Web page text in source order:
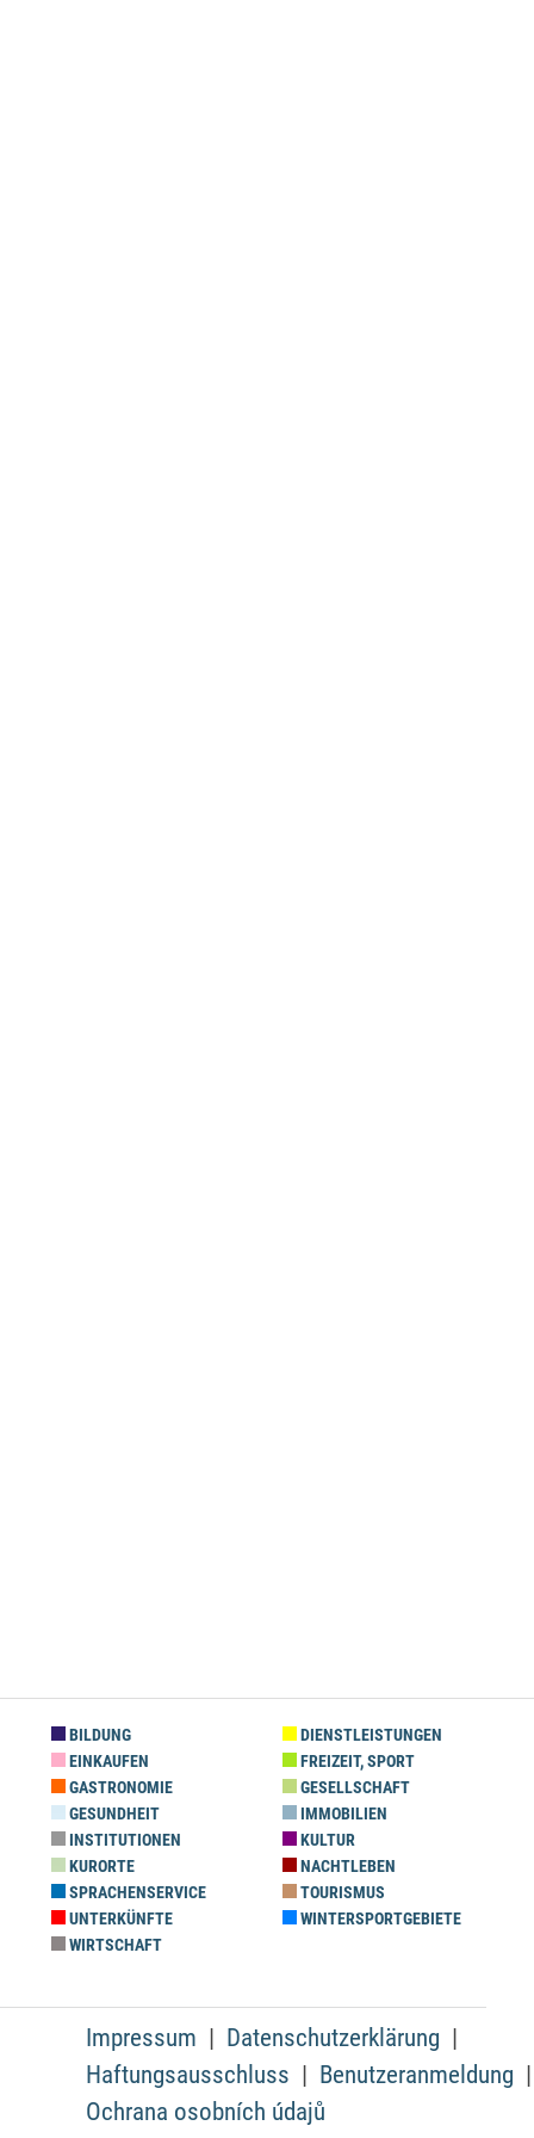
BILDUNG
DIENSTLEISTUNGEN
EINKAUFEN
FREIZEIT, SPORT
GASTRONOMIE
GESELLSCHAFT
GESUNDHEIT
IMMOBILIEN
INSTITUTIONEN
KULTUR
KURORTE
NACHTLEBEN
SPRACHENSERVICE
TOURISMUS
UNTERKÜNFTE
WINTERSPORTGEBIETE
WIRTSCHAFT
Impressum
Datenschutzerklärung
Haftungsausschluss
Benutzeranmeldung
Ochrana osobních údajů